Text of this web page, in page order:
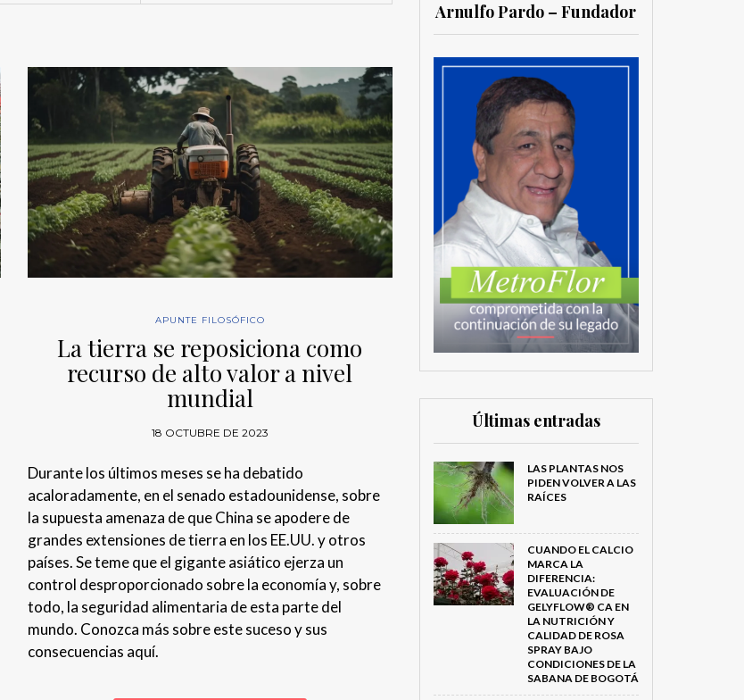
APUNTE FILOSÓFICO
La tierra se reposiciona como
recurso de alto valor a nivel
mundial
18 OCTUBRE DE 2023
Durante los últimos meses se ha debatido
acaloradamente, en el senado estadounidense, sobre
la supuesta amenaza de que China se apodere de
grandes extensiones de tierra en los EE.UU. y otros
países. Se teme que el gigante asiático ejerza un
control desproporcionado sobre la economía y, sobre
todo, la seguridad alimentaria de esta parte del
mundo. Conozca más sobre este suceso y sus
consecuencias aquí.
Arnulfo Pardo – Fundador
Últimas entradas
LAS PLANTAS NOS
PIDEN VOLVER A LAS
RAÍCES
CUANDO EL CALCIO
MARCA LA
DIFERENCIA:
EVALUACIÓN DE
GELYFLOW® CA EN
LA NUTRICIÓN Y
CALIDAD DE ROSA
SPRAY BAJO
CONDICIONES DE LA
SABANA DE BOGOTÁ